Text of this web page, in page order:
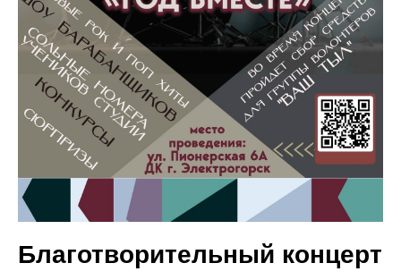
Благотворительный концерт